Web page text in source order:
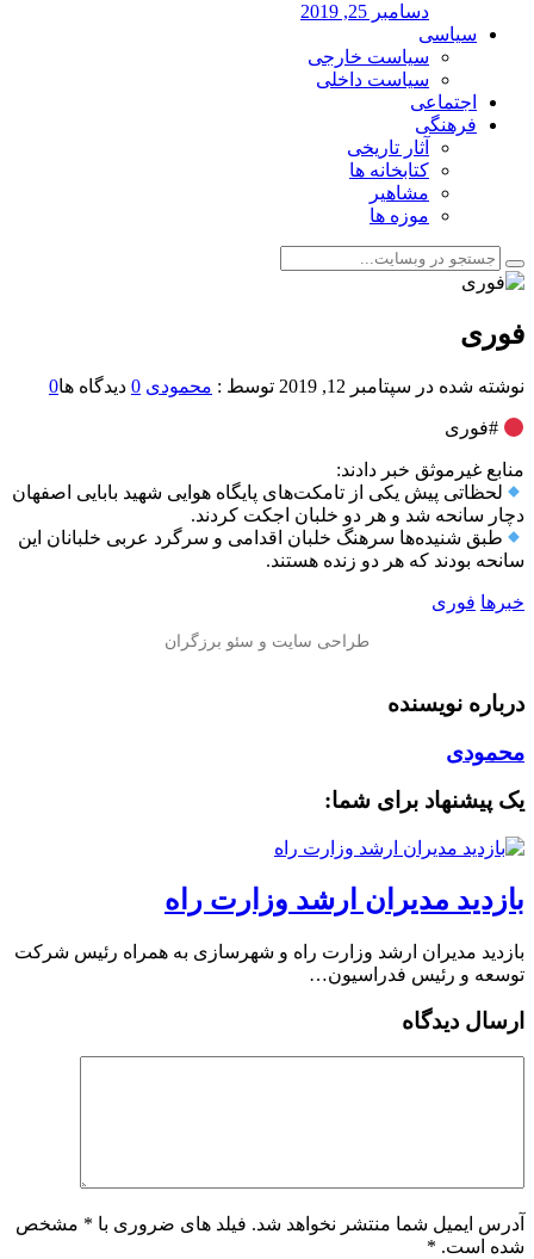
دسامبر 25, 2019
سیاسی
سیاست خارجی
سیاست داخلی
اجتماعی
فرهنگی
آثار تاریخی
کتابخانه ها
مشاهیر
موزه ها
فوری
نوشته شده در سپتامبر 12, 2019 توسط : محمودی 0 دیدگاه ها0
#فوری
منابع غیرموثق خبر دادند:
لحظاتی پیش یکی از تامکت‌های پایگاه هوایی شهید بابایی اصفهان
دچار سانحه شد و هر دو خلبان اجکت کردند.
طبق شنیده‌ها سرهنگ خلبان اقدامی و سرگرد عربی خلبانان این
سانحه بودند که هر دو زنده هستند.
خبرها فوری
درباره نویسنده
محمودی
یک پیشنهاد برای شما:
بازدید مدیران ارشد وزارت راه
بازدید مدیران ارشد وزارت راه و شهرسازی به همراه رئیس شرکت
توسعه و رئیس فدراسیون…
ارسال دیدگاه
آدرس ایمیل شما منتشر نخواهد شد. فیلد های ضروری با * مشخص
شده است. *